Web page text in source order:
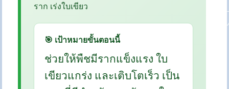
ราก เร่งใบเขียว
🎯 เป้าหมายขั้นตอนนี้
ช่วยให้พืชมีรากแข็งแรง ใบ
เขียวแกร่ง และเติบโตเร็ว เป็น